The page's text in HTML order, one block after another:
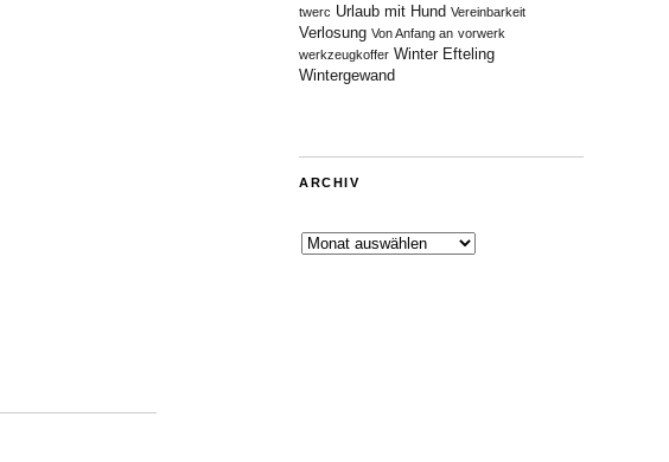
twerc Urlaub mit Hund Vereinbarkeit
Verlosung Von Anfang an vorwerk
werkzeugkoffer Winter Efteling
Wintergewand
ARCHIV
Archiv